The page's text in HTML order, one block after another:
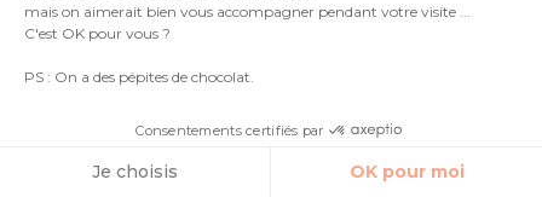
mais on aimerait bien vous accompagner pendant votre visite ...
C'est OK pour vous ?
PS : On a des pépites de chocolat.
Consentements certifiés par
Je choisis OK pour moi
TheBBoost